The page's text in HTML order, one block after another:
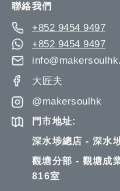
聯絡我們
+852 9454 9497
+852 9454 9497
大匠夫
@makersoulhk
門市地址:
深水埗總店 - 深水
觀塘分部 - 觀塘成
816室